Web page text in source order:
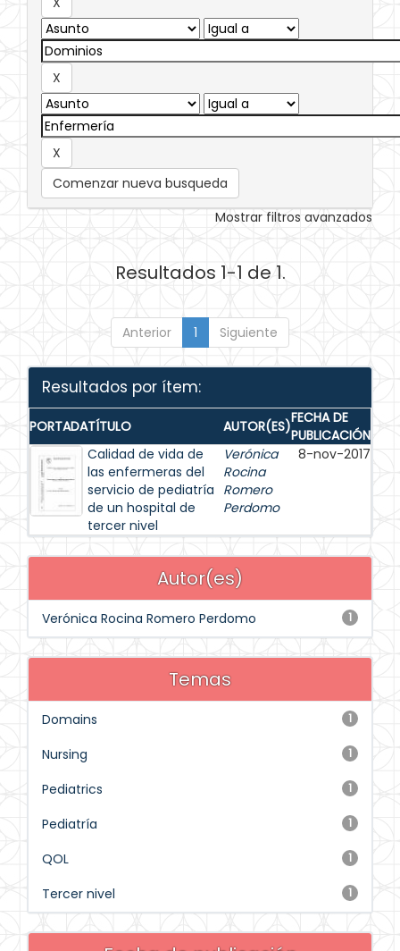
Comenzar nueva busqueda
Mostrar filtros avanzados
Resultados 1-1 de 1.
Anterior 1 Siguiente
Resultados por ítem:
PORTADATÍTULO AUTOR(ES)FECHA DE
PUBLICACIÓN
Calidad de vida de
las enfermeras del
servicio de pediatría
de un hospital de
tercer nivel
Verónica
Rocina
Romero
Perdomo
8-nov-2017
Autor(es)
1
Verónica Rocina Romero Perdomo
Temas
1
Domains
1
Nursing
1
Pediatrics
1
Pediatría
1
QOL
1
Tercer nivel